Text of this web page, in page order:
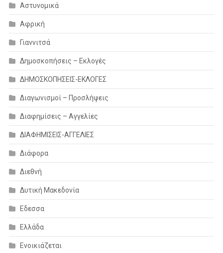
Αστυνομικά
Αφρική
Γιαννιτσά
Δημοσκοπήσεις – Εκλογές
ΔΗΜΟΣΚΟΠΗΣΕΙΣ-ΕΚΛΟΓΕΣ
Διαγωνισμοί – Προσλήψεις
Διαφημίσεις – Αγγελίες
ΔΙΑΦΗΜΙΣΕΙΣ-ΑΓΓΕΛΙΕΣ
Διάφορα
Διεθνή
Δυτική Μακεδονία
Εδεσσα
Ελλάδα
Ενοικιάζεται